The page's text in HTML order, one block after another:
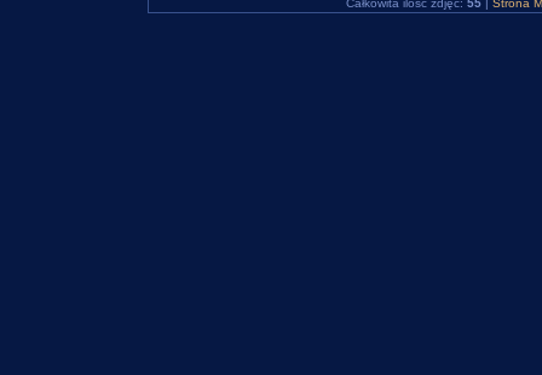
Całkowita ilość zdjęć: 55 | Strona